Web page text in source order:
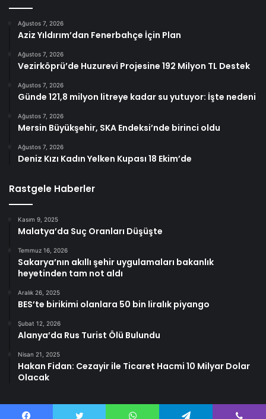
Ağustos 7, 2026
Aziz Yıldırım’dan Fenerbahçe İçin Plan
Ağustos 7, 2026
Vezirköprü’de Huzurevi Projesine 192 Milyon TL Destek
Ağustos 7, 2026
Günde 121,8 milyon litreye kadar su yutuyor: İşte nedeni
Ağustos 7, 2026
Mersin Büyükşehir, SKA Endeksi’nde birinci oldu
Ağustos 7, 2026
Deniz Kızı Kadın Yelken Kupası 18 Ekim’de
Rastgele Haberler
Kasım 9, 2025
Malatya’da Suç Oranları Düşüşte
Temmuz 16, 2026
Sakarya’nın akıllı şehir uygulamaları bakanlık
heyetinden tam not aldı
Aralık 26, 2025
BES’te birikimi olanlara 50 bin liralık piyango
Şubat 12, 2026
Alanya’da Rus Turist Ölü Bulundu
Nisan 21, 2025
Hakan Fidan: Cezayir ile Ticaret Hacmi 10 Milyar Dolar
Olacak